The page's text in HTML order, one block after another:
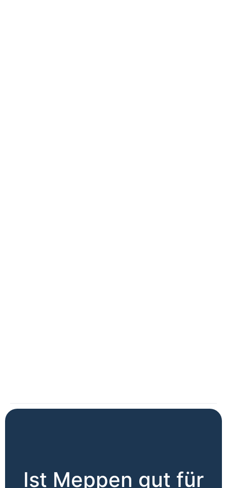
Ist Meppen gut für